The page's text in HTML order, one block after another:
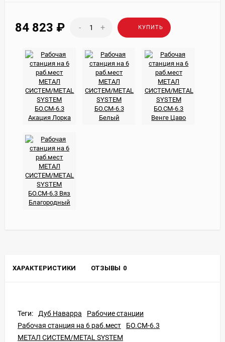
84 823 ₽ - + КУПИТЬ
ХАРАКТЕРИСТИКИ ОТЗЫВЫ 0
Теги: Дуб Наварра
Рабочие станции
Рабочая станция на 6 раб.мест
БО.СМ-6.3
МЕТАЛ СИСТЕМ/METAL SYSTEM